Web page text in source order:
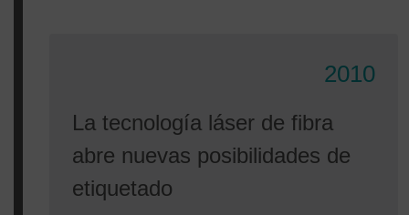
2010
La tecnología láser de fibra
abre nuevas posibilidades de
etiquetado